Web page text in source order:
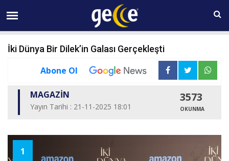
07 AĞUSTOS Cuma 23:40
İki Dünya Bir Dilek’in Galası Gerçekleşti
Abone Ol
MAGAZİN
Yayın Tarihi : 21-11-2025 18:01
3573
OKUNMA
1